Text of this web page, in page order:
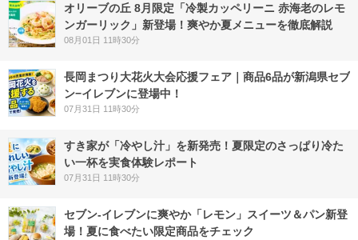
オリーブの丘 8月限定「冷製カッペリーニ 赤海老のレモ
ンガーリック」新登場！爽やか夏メニューを徹底解説
08月01日 11時30分
長岡まつり大花火大会応援フェア｜商品6品が新潟県セブ
ン−イレブンに登場中！
07月31日 11時30分
すき家が「冷やし汁」を新発売！夏限定のさっぱり冷た
い一杯を実食体験レポート
07月31日 11時30分
セブン‐イレブンに爽やか「レモン」スイーツ＆パン新登
場！夏に食べたい限定商品をチェック